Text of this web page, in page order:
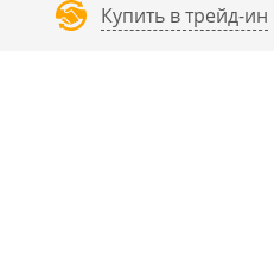
Купить в трейд-ин